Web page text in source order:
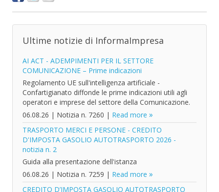
Ultime notizie di InformaImpresa
AI ACT - ADEMPIMENTI PER IL SETTORE
COMUNICAZIONE – Prime indicazioni
Regolamento UE sull'intelligenza artificiale -
Confartigianato diffonde le prime indicazioni utili agli
operatori e imprese del settore della Comunicazione.
06.08.26 | Notizia n. 7260 | Read more
TRASPORTO MERCI E PERSONE - CREDITO
D'IMPOSTA GASOLIO AUTOTRASPORTO 2026 -
notizia n. 2
Guida alla presentazione dell'istanza
06.08.26 | Notizia n. 7259 | Read more
CREDITO D’IMPOSTA GASOLIO AUTOTRASPORTO